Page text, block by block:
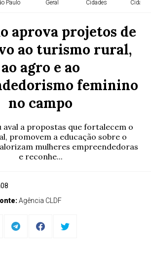
Paulo Geral Cidades Cidades
aprova projetos de
ao turismo rural,
ao agro e ao
feminino
no campo
aval a propostas que fortalecem o
promovem a educação sobre o
mulheres empreendedoras
e reconhe...
Agência CLDF